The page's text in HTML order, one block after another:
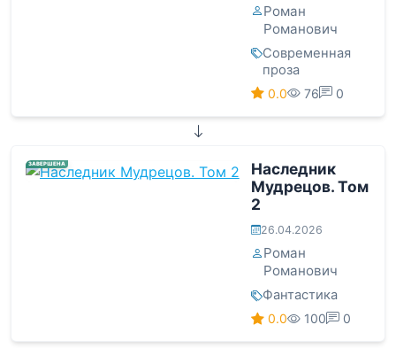
Роман
Романович
Современная
проза
0.0 76 0
ЗАВЕРШЕНА
Наследник
Мудрецов. Том
2
26.04.2026
Роман
Романович
Фантастика
0.0 100 0